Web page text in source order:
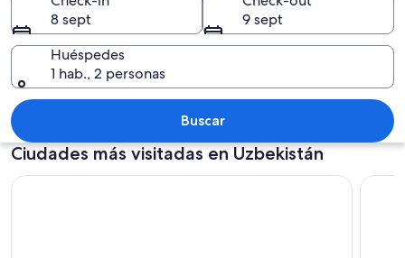
Un arco de entrada que conduce a
8 sept
9 sept
Huéspedes
1 hab., 2 personas
Buscar
Ciudades más visitadas en Uzbekistán